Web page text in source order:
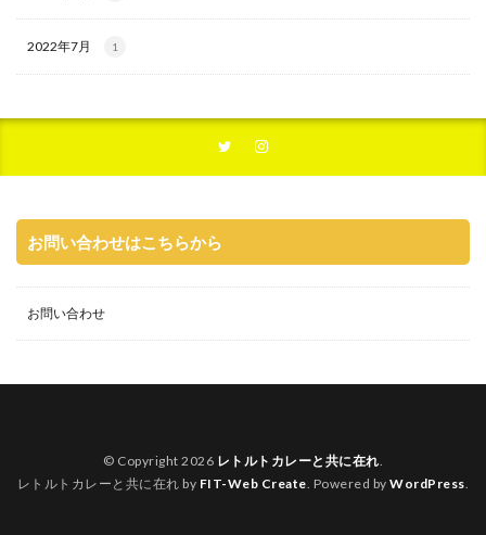
2022年7月 1
お問い合わせはこちらから
お問い合わせ
© Copyright 2026 レトルトカレーと共に在れ
レトルトカレーと共に在れ by FIT-Web Create . Powered byWordPress